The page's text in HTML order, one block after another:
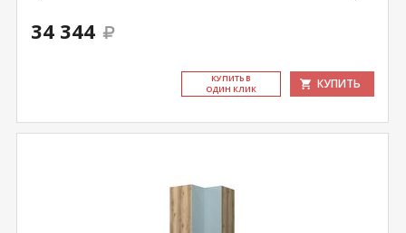
34 344
КУ­ПИТЬ В
ОДИН КЛИК
КУПИТЬ